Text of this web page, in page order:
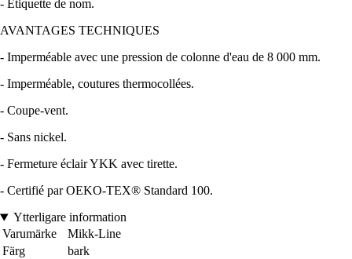
- Étiquette de nom.
AVANTAGES TECHNIQUES
- Imperméable avec une pression de colonne d'eau de 8 000 mm.
- Imperméable, coutures thermocollées.
- Coupe-vent.
- Sans nickel.
- Fermeture éclair YKK avec tirette.
- Certifié par OEKO-TEX® Standard 100.
Ytterligare information
Varumärke
Mikk-Line
Färg
bark